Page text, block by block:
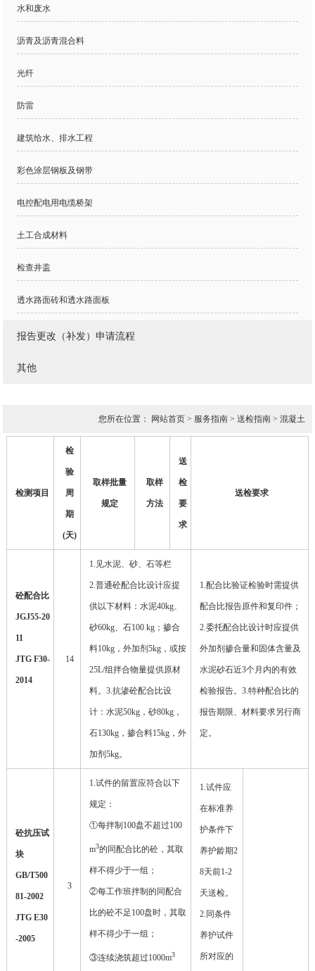
水和废水
沥青及沥青混合料
光纤
防雷
建筑给水、排水工程
彩色涂层钢板及钢带
电控配电用电缆桥架
土工合成材料
检查井盖
透水路面砖和透水路面板
报告更改（补发）申请流程
其他
您所在位置： 网站首页> 服务指南> 送检指南> 混凝土
检测项目
检
验
周
期
(天)
取样批量
规定
取样
方法
送
检
要
求
送检要求
砼配合比
JGJ55-20
11
JTG F30-
2014
14
1. 见水泥、砂、石等栏
2.普通砼配合比设计应提
供以下材料：水泥40kg、
砂60kg、石100 kg；掺合
料10kg，外加剂5kg，或按
25L/组拌合物量提供原材
料。3.抗渗砼配合比设
计：水泥50kg，砂80kg，
石130kg，掺合料15kg，外
加剂5kg。
1.配合比验证检验时需提供
配合比报告原件和复印件；
2.委托配合比设计时应提供
外加剂掺合量和固体含量及
水泥砂石近3个月内的有效
检验报告。3.特种配合比的
报告期限、材料要求另行商
定。
砼抗压试
块
GB/T500
81-2002
JTG E30
-2005
3
1.试件的留置应符合以下
规定：
①每拌制100盘不超过100
m3的同配合比的砼，其取
样不得少于一组；
②每工作班拌制的同配合
比的砼不足 100盘时，其取
样不得少于一组；
③连续浇筑超过1000m3
1.试件应
在标准养
护条件下
养护龄期2
8天前1-2
天送检。
2.同条件
养护试件
所对应的